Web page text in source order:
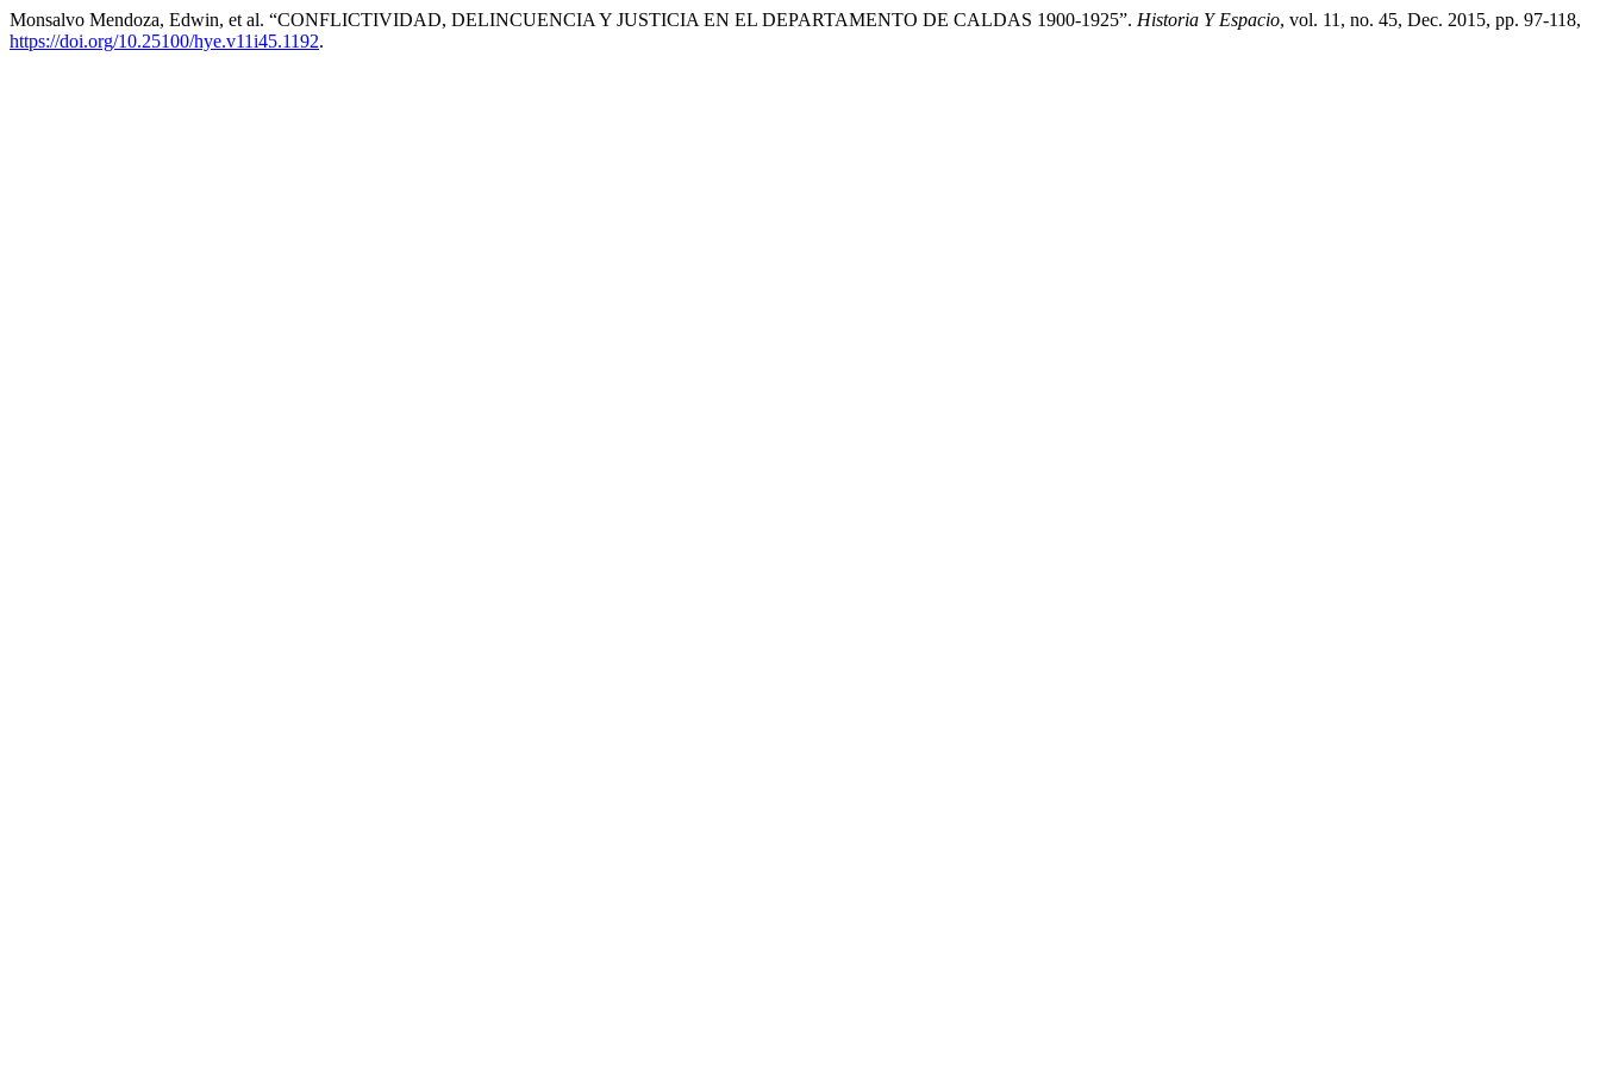
Monsalvo Mendoza, Edwin, et al. “CONFLICTIVIDAD, DELINCUENCIA Y JUSTICIA EN EL DEPARTAMENTO DE CALDAS 1900-1925”. Historia Y Espacio, vol. 11, no. 45, Dec. 2015, pp. 97-118,
https://doi.org/10.25100/hye.v11i45.1192.